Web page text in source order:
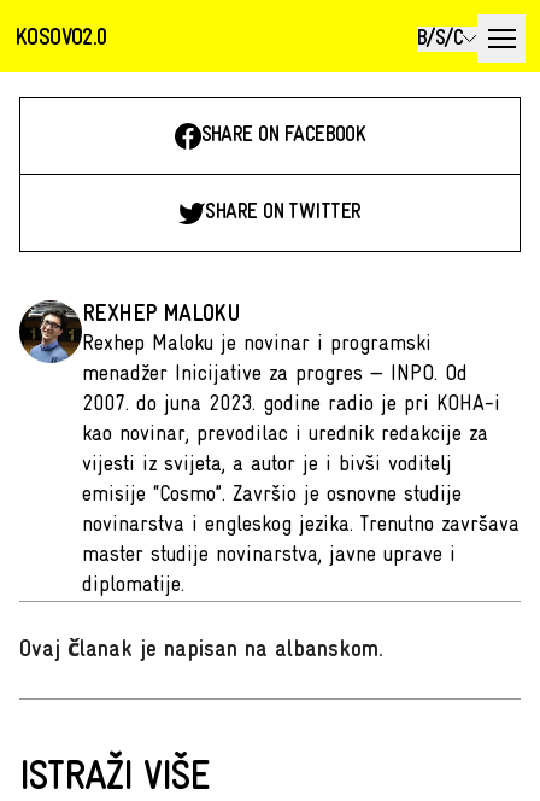
KOSOVO2.0 B/S/C
SHARE ON FACEBOOK
SHARE ON TWITTER
REXHEP MALOKU
Rexhep Maloku je novinar i programski
menadžer Inicijative za progres — INPO. Od
2007. do juna 2023. godine radio je pri KOHA-i
kao novinar, prevodilac i urednik redakcije za
vijesti iz svijeta, a autor je i bivši voditelj
emisije “Cosmo”. Završio je osnovne studije
novinarstva i engleskog jezika. Trenutno završava
master studije novinarstva, javne uprave i
diplomatije.
Ovaj članak je napisan na albanskom.
ISTRAŽI VIŠE